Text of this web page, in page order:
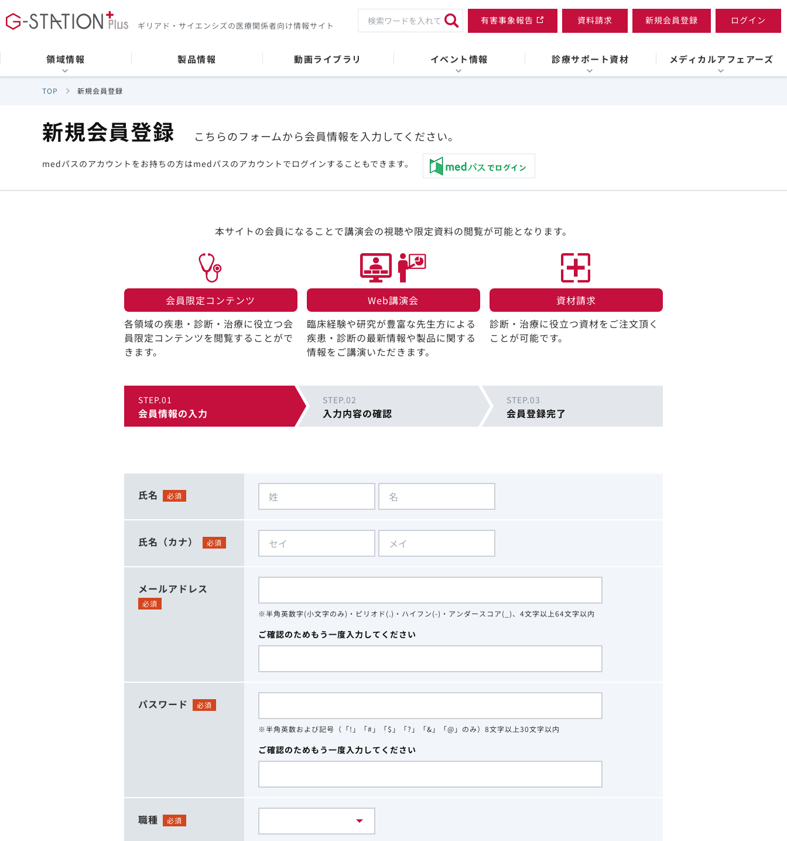
ギリアド・サイエンシズの医療関係者向け情報サイト 有害事象報告 資料請求 新規会員登録 ログイン
領域情報 製品情報 動画ライブラリ イベント情報 診療サポート資材 メディカルアフェアーズ
TOP 新規会員登録
新規会員登録 こちらのフォームから会員情報を入力してください。
medパスのアカウントをお持ちの方はmedパスのアカウントでログインすることもできます。
本サイトの会員になることで講演会の視聴や限定資料の閲覧が可能となります。
会員限定コンテンツ​
各領域の疾患・診断・治療に役立つ会
員限定コンテンツを閲覧することがで
きます。​
Web講演会​
臨床経験や研究が豊富な先生方による
疾患・診断の最新情報や製品に関する
情報をご講演いただきます。
資材請求​
診断・治療に役立つ資材をご注文頂く
ことが可能です。
STEP.01
会員情報の入力
STEP.02
入力内容の確認
STEP.03
会員登録完了
氏名 必須
氏名（カナ） 必須
メールアドレス
必須
※半角英数字(小文字のみ)・ピリオド(.)・ハイフン(-)・アンダースコア(_)、4文字以上64文字以内
ご確認のためもう一度入力してください
パスワード 必須
※半角英数および記号（「!」「#」「$」「?」「&」「@」のみ）8文字以上30文字以内
ご確認のためもう一度入力してください
職種 必須